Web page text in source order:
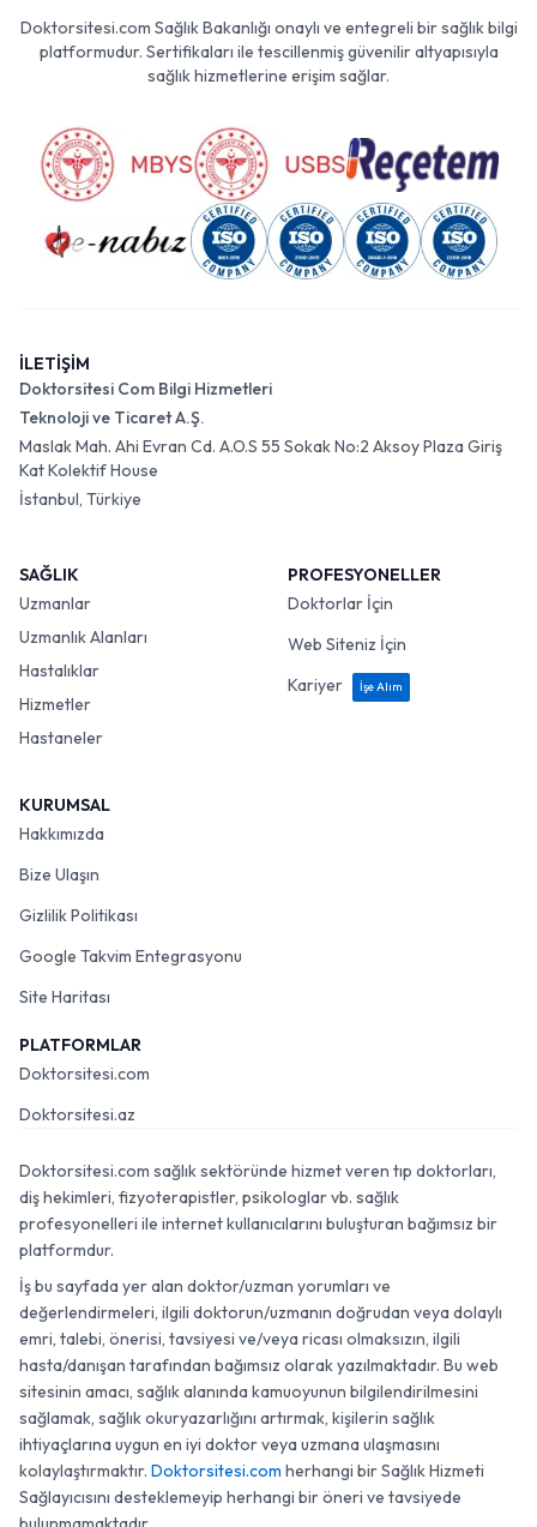
Doktorsitesi.com Sağlık Bakanlığı onaylı ve entegreli bir sağlık bilgi
platformudur. Sertifikaları ile tescillenmiş güvenilir altyapısıyla
sağlık hizmetlerine erişim sağlar.
İLETİŞİM
Doktorsitesi Com Bilgi Hizmetleri
Teknoloji ve Ticaret A.Ş.
Maslak Mah. Ahi Evran Cd. A.O.S 55 Sokak No:2 Aksoy Plaza Giriş
Kat Kolektif House
İstanbul, Türkiye
SAĞLIK
Uzmanlar
Uzmanlık Alanları
Hastalıklar
Hizmetler
Hastaneler
PROFESYONELLER
Doktorlar İçin
Web Siteniz İçin
Kariyer
İşe Alım
KURUMSAL
Hakkımızda
Bize Ulaşın
Gizlilik Politikası
Google Takvim Entegrasyonu
Site Haritası
PLATFORMLAR
Doktorsitesi.com
Doktorsitesi.az
Doktorsitesi.com sağlık sektöründe hizmet veren tıp doktorları,
diş hekimleri, fizyoterapistler, psikologlar vb. sağlık
profesyonelleri ile internet kullanıcılarını buluşturan bağımsız bir
platformdur.
İş bu sayfada yer alan doktor/uzman yorumları ve
değerlendirmeleri, ilgili doktorun/uzmanın doğrudan veya dolaylı
emri, talebi, önerisi, tavsiyesi ve/veya ricası olmaksızın, ilgili
hasta/danışan tarafından bağımsız olarak yazılmaktadır. Bu web
sitesinin amacı, sağlık alanında kamuoyunun bilgilendirilmesini
sağlamak, sağlık okuryazarlığını artırmak, kişilerin sağlık
ihtiyaçlarına uygun en iyi doktor veya uzmana ulaşmasını
kolaylaştırmaktır. Doktorsitesi.com herhangi bir Sağlık Hizmeti
Sağlayıcısını desteklemeyip herhangi bir öneri ve tavsiyede